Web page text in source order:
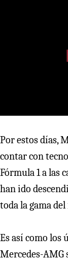
Por estos días,
contar con
Fórmula 1 a las
han ido
toda la gama
Es así como
Mercedes-AMG